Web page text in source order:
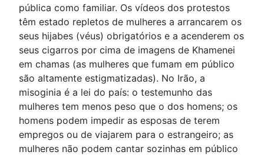
pública como familiar. Os vídeos dos protestos
têm estado repletos de mulheres a arrancarem os
seus hijabes (véus) obrigatórios e a acenderem os
seus cigarros por cima de imagens de Khamenei
em chamas (as mulheres que fumam em público
são altamente estigmatizadas). No Irão, a
misoginia é a lei do país: o testemunho das
mulheres tem menos peso que o dos homens; os
homens podem impedir as esposas de terem
empregos ou de viajarem para o estrangeiro; as
mulheres não podem cantar sozinhas em público